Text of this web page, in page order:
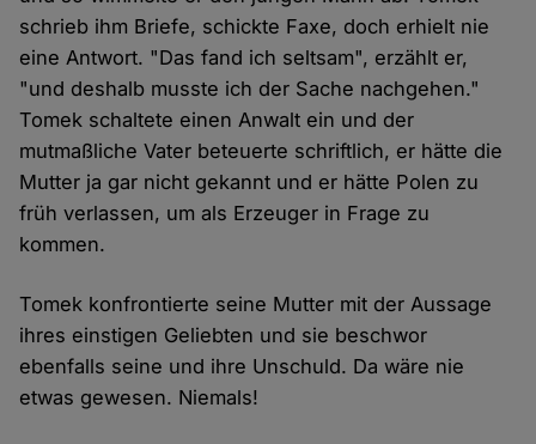
schrieb ihm Briefe, schickte Faxe, doch erhielt nie
eine Antwort. "Das fand ich seltsam", erzählt er,
"und deshalb musste ich der Sache nachgehen."
Tomek schaltete einen Anwalt ein und der
mutmaßliche Vater beteuerte schriftlich, er hätte die
Mutter ja gar nicht gekannt und er hätte Polen zu
früh verlassen, um als Erzeuger in Frage zu
kommen.
Tomek konfrontierte seine Mutter mit der Aussage
ihres einstigen Geliebten und sie beschwor
ebenfalls seine und ihre Unschuld. Da wäre nie
etwas gewesen. Niemals!